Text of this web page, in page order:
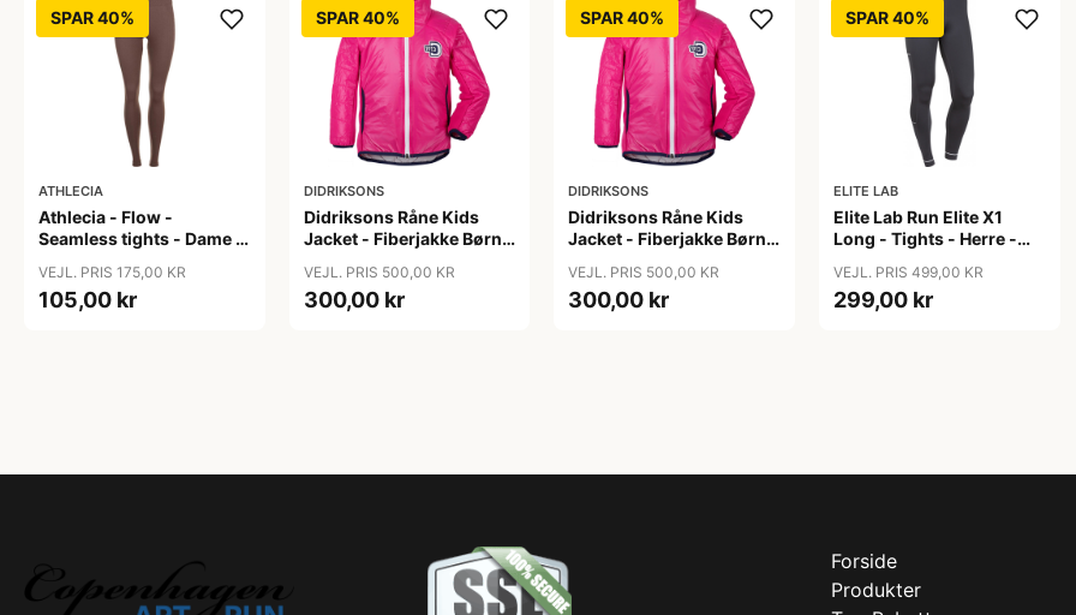
SPAR 40%
ATHLECIA
Athlecia - Flow -
Seamless tights - Dame -
VEJL. PRIS 175,00 KR
105,00 kr
SPAR 40%
DIDRIKSONS
Didriksons Råne Kids
Jacket - Fiberjakke Børn -
VEJL. PRIS 500,00 KR
300,00 kr
SPAR 40%
DIDRIKSONS
Didriksons Råne Kids
Jacket - Fiberjakke Børn -
VEJL. PRIS 500,00 KR
300,00 kr
SPAR 40%
ELITE LAB
Elite Lab Run Elite X1
Long - Tights - Herre -
VEJL. PRIS 499,00 KR
299,00 kr
Forside
Produkter